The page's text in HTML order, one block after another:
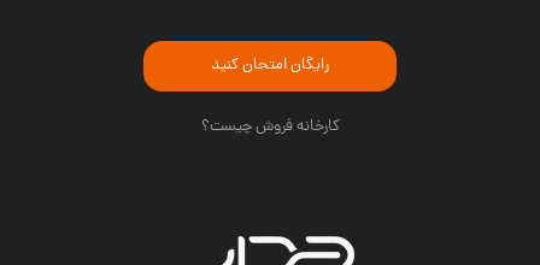
رایگان امتحان کنید
کارخانه فروش چیست؟